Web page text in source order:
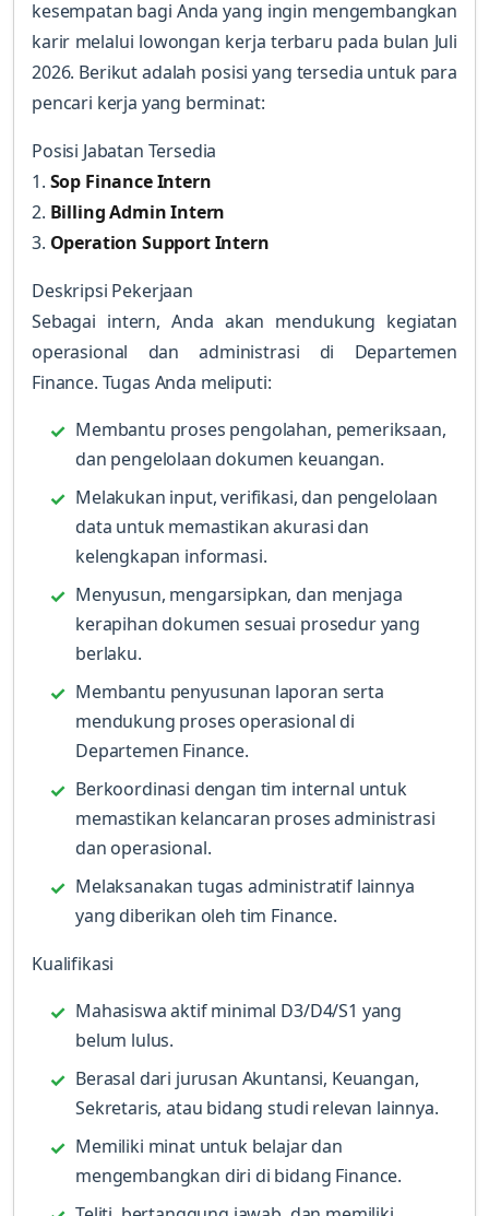
kesempatan bagi Anda yang ingin mengembangkan
karir melalui lowongan kerja terbaru pada bulan Juli
2026. Berikut adalah posisi yang tersedia untuk para
pencari kerja yang berminat:
Posisi Jabatan Tersedia
1. Sop Finance Intern
2. Billing Admin Intern
3. Operation Support Intern
Deskripsi Pekerjaan
Sebagai intern, Anda akan mendukung kegiatan
operasional dan administrasi di Departemen
Finance. Tugas Anda meliputi:
Membantu proses pengolahan, pemeriksaan,
dan pengelolaan dokumen keuangan.
Melakukan input, verifikasi, dan pengelolaan
data untuk memastikan akurasi dan
kelengkapan informasi.
Menyusun, mengarsipkan, dan menjaga
kerapihan dokumen sesuai prosedur yang
berlaku.
Membantu penyusunan laporan serta
mendukung proses operasional di
Departemen Finance.
Berkoordinasi dengan tim internal untuk
memastikan kelancaran proses administrasi
dan operasional.
Melaksanakan tugas administratif lainnya
yang diberikan oleh tim Finance.
Kualifikasi
Mahasiswa aktif minimal D3/D4/S1 yang
belum lulus.
Berasal dari jurusan Akuntansi, Keuangan,
Sekretaris, atau bidang studi relevan lainnya.
Memiliki minat untuk belajar dan
mengembangkan diri di bidang Finance.